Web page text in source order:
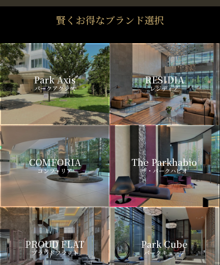
賢くお得なブランド選択
Park Axis
パークアクシス
RESIDIA
レジディア
COMFORIA
コンフォリア
The Parkhabio
ザ・パークハビオ
PROUD FLAT
プラウドフラット
Park Cube
パークキューブ